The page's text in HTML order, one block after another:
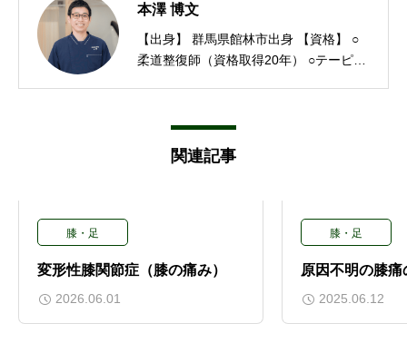
本澤 博文
【出身】 群馬県館林市出身 【資格】 ○
柔道整復師（資格取得20年） ○テーピン
都内で分院長を経験 本沢整骨院を開業
【コメント】 地域の皆様に頼りにされる
解決できるお手伝いが出来るよう、励ん
関連記事
膝・足
変形性膝関節症（膝の痛み）
2026.06.01
膝・足
原因不明の膝痛
2025.06.12